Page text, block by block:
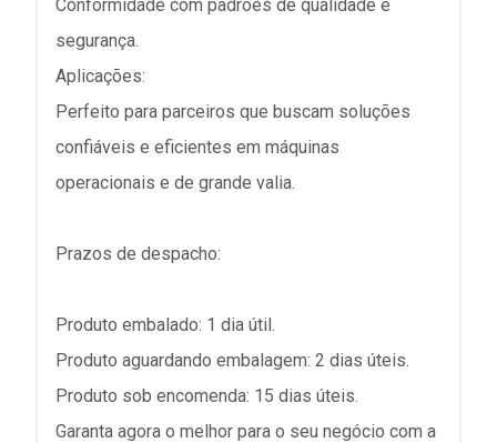
Conformidade com padrões de qualidade e
segurança.
Aplicações:
Perfeito para parceiros que buscam soluções
confiáveis e eficientes em máquinas
operacionais e de grande valia.
Prazos de despacho:
Produto embalado: 1 dia útil.
Produto aguardando embalagem: 2 dias úteis.
Produto sob encomenda: 15 dias úteis.
Garanta agora o melhor para o seu negócio com a